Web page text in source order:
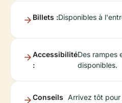
Billets :Disponibles à
Accessibilité
:
Des rampes
disponibles.
Conseils
Arrivez tôt pour